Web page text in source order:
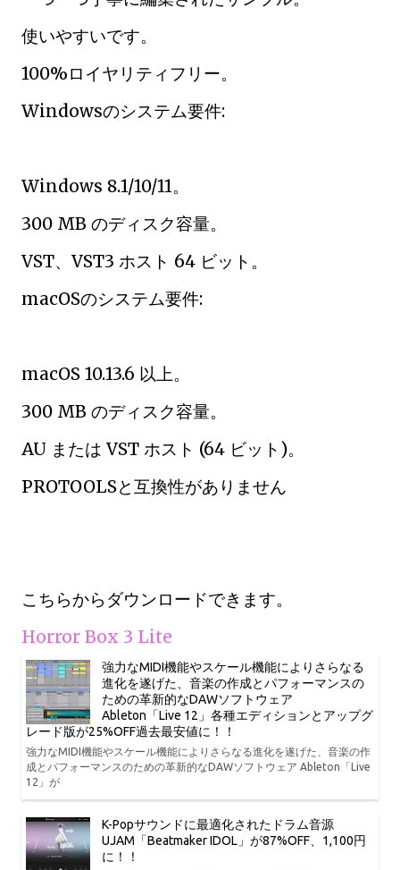
使いやすいです。
100%ロイヤリティフリー。
Windowsのシステム要件:
Windows 8.1/10/11。
300 MB のディスク容量。
VST、VST3 ホスト 64 ビット。
macOSのシステム要件:
macOS 10.13.6 以上。
300 MB のディスク容量。
AU または VST ホスト (64 ビット)。
PROTOOLSと互換性がありません
こちらからダウンロードできます。
Horror Box 3 Lite
強力なMIDI機能やスケール機能によりさらなる
進化を遂げた、音楽の作成とパフォーマンスの
ための革新的なDAWソフトウェア
Ableton「Live 12」各種エディションとアップグ
レード版が25%OFF過去最安値に！！
強力なMIDI機能やスケール機能によりさらなる進化を遂げた、音楽の作
成とパフォーマンスのための革新的なDAWソフトウェア Ableton「Live
12」が
K-Popサウンドに最適化されたドラム音源
UJAM「Beatmaker IDOL」が87%OFF、1,100円
に！！